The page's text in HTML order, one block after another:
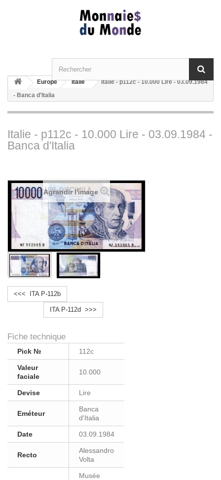
Europe Italie
Italie - p112c - 10.000 Lire - 03.09.1984
- Banca d'Italia
Italie - p112c - 10.000 Lire - 03.09.1984 -
Banca d'Italia
Agrandir l'image
<<< ITA P-112b
ITA P-112d >>>
Fiche technique
Pick № 112c
Valeur
faciale
10.000
Devise Lire
Eméteur
Banca
d'Italia
Date 03.09.1984
Recto
Alessandro
Volta
Musée